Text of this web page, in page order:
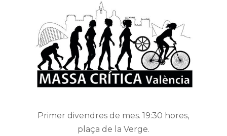
Primer divendres de mes. 19:30 hores,
plaça de la Verge.